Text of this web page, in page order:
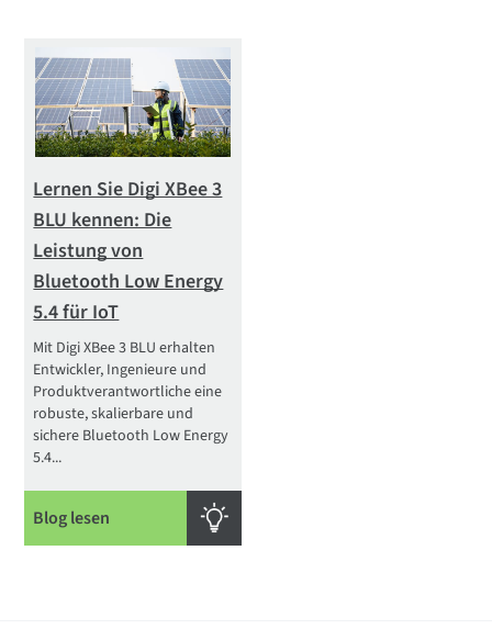
Lernen Sie Digi XBee 3
BLU kennen: Die
Leistung von
Bluetooth Low Energy
5.4 für IoT
Mit Digi XBee 3 BLU erhalten
Entwickler, Ingenieure und
Produktverantwortliche eine
robuste, skalierbare und
sichere Bluetooth Low Energy
5.4...
Blog lesen